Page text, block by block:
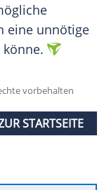
eine unnötige
vorbehalten
STARTSEITE